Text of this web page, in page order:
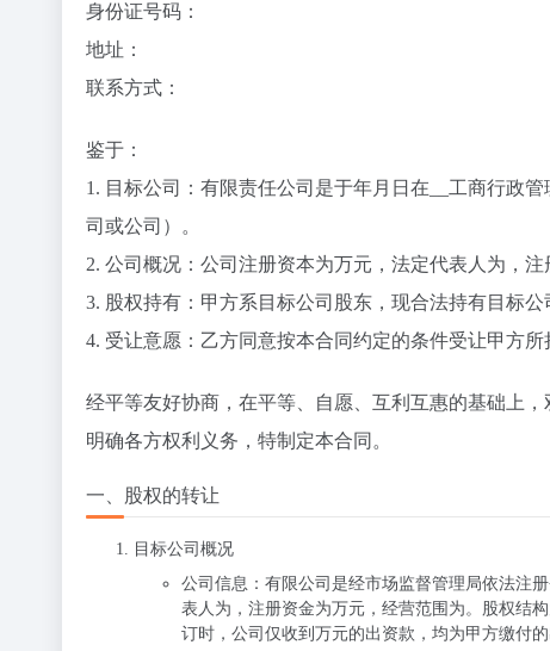
身份证号码：
地址：
联系方式：
鉴于：
1. 目标公司 ： 有限责任公司是于年月日在__工商行政
司或公司）。
2. 公司概况 ：公司注册资本为万元，法定代表人为 ，
3. 股权持有 ：甲方系目标公司股东，现合法持有目标
4. 受让意愿 ：乙方同意按本合同约定的条件受让甲方所
经平等友好协商，在平等、自愿、互利互惠的基础上
明确各方权利义务，特制定本合同。
一、股权的转让
目标公司概况
公司信息 ： 有限公司是经市场监督管理局依法注
表人为 ，注册资金为万元，经营范围为。股权结
订时，公司仅收到 万元的出资款，均为甲方缴付的